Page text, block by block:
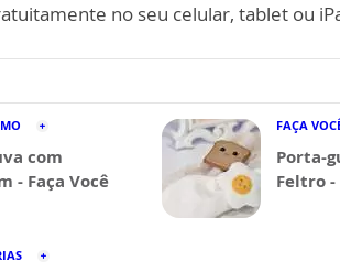
no seu celular, tablet ou
com
- Faça Você
FAÇA
Porta-
Feltro -